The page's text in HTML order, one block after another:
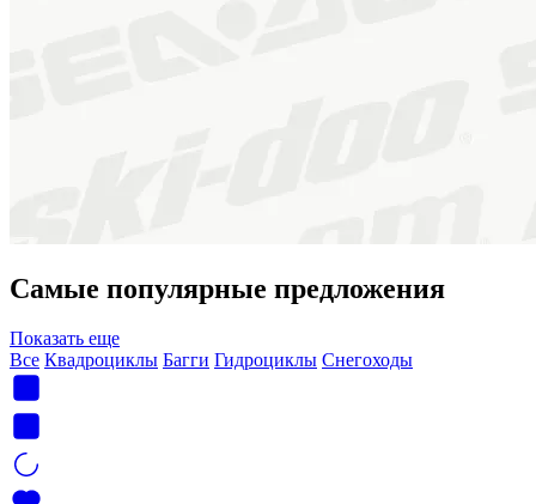
Самые популярные предложения
Показать еще
Все Квадроциклы Багги Гидроциклы Снегоходы